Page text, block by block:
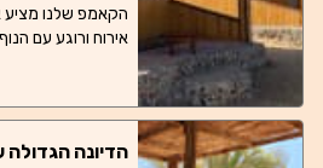
הקאמפ שלנו
אירוח ורוגע עם
הדיונה הגדולה